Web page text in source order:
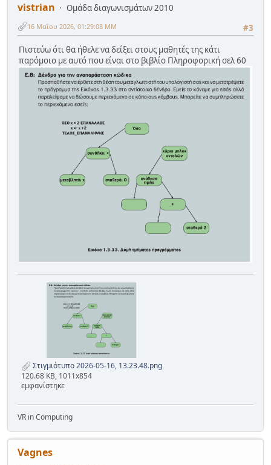
vistrian
Ομάδα διαγωνισμάτων 2010
#3
16 Μαΐου 2026, 01:29:08 ΜΜ
Πιστεύω ότι θα ήθελε να δείξει στους μαθητές της κάτι
παρόμοιο με αυτό που είναι στο βιβλίο Πληροφορική σελ 60
Στιγμιότυπο 2026-05-16, 13.23.48.png
120.68 KB, 1011x854
εμφανίστηκε
VR in Computing
Vagnes